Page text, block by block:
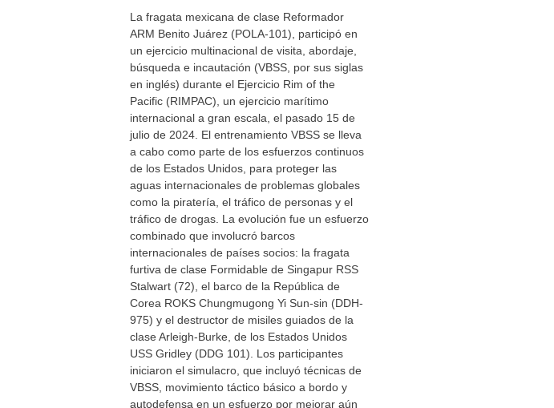
La fragata mexicana de clase Reformador
ARM Benito Juárez (POLA-101), participó en
un ejercicio multinacional de visita, abordaje,
búsqueda e incautación (VBSS, por sus siglas
en inglés) durante el Ejercicio Rim of the
Pacific (RIMPAC), un ejercicio marítimo
internacional a gran escala, el pasado 15 de
julio de 2024. El entrenamiento VBSS se lleva
a cabo como parte de los esfuerzos continuos
de los Estados Unidos, para proteger las
aguas internacionales de problemas globales
como la piratería, el tráfico de personas y el
tráfico de drogas. La evolución fue un esfuerzo
combinado que involucró barcos
internacionales de países socios: la fragata
furtiva de clase Formidable de Singapur RSS
Stalwart (72), el barco de la República de
Corea ROKS Chungmugong Yi Sun-sin (DDH-
975) y el destructor de misiles guiados de la
clase Arleigh-Burke, de los Estados Unidos
USS Gridley (DDG 101). Los participantes
iniciaron el simulacro, que incluyó técnicas de
VBSS, movimiento táctico básico a bordo y
autodefensa en un esfuerzo por mejorar aún